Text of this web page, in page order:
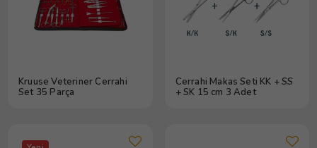
Kruuse Veteriner Cerrahi
Set 35 Parça
Cerrahi Makas Seti KK + SS
+ SK 15 cm 3 Adet